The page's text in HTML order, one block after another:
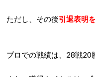
ただし、その後引退表明
プロでの戦績は、28戦20